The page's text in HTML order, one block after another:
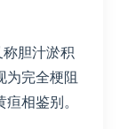
胆汁淤积
为完全梗阻
相鉴别。